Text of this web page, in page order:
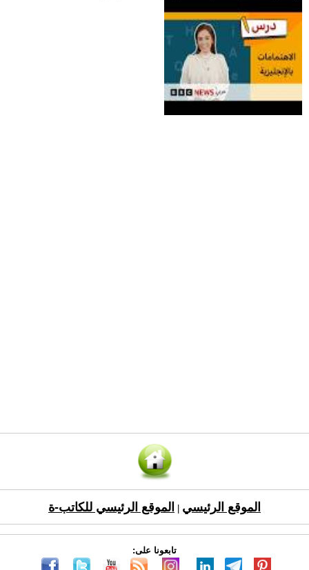
الموقع الرئيسي الموقع الرئيسي للكاتب-ة
تابعونا على: